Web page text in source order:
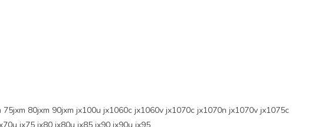
75jxm 80jxm 90jxm jx100u jx1060c jx1060v jx1070c jx1070n jx1070v jx1075c